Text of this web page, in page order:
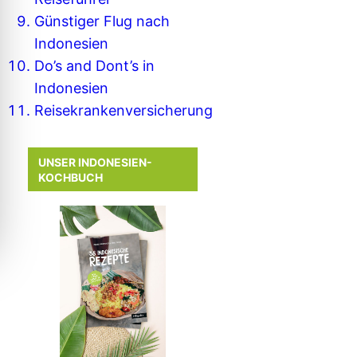
Günstiger Flug nach
Indonesien
Do’s and Dont’s in
Indonesien
Reisekrankenversicherung
UNSER INDONESIEN-
KOCHBUCH